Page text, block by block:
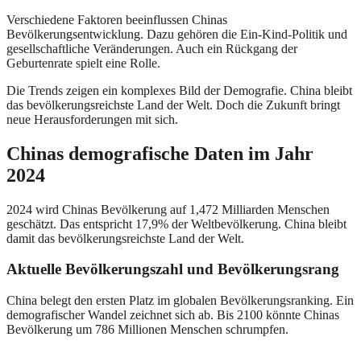
Verschiedene Faktoren beeinflussen Chinas
Bevölkerungsentwicklung. Dazu gehören die Ein-Kind-Politik und
gesellschaftliche Veränderungen. Auch ein Rückgang der
Geburtenrate spielt eine Rolle.
Die Trends zeigen ein komplexes Bild der Demografie. China bleibt
das bevölkerungsreichste Land der Welt. Doch die Zukunft bringt
neue Herausforderungen mit sich.
Chinas demografische Daten im Jahr
2024
2024 wird Chinas Bevölkerung auf 1,472 Milliarden Menschen
geschätzt. Das entspricht 17,9% der Weltbevölkerung. China bleibt
damit das bevölkerungsreichste Land der Welt.
Aktuelle Bevölkerungszahl und Bevölkerungsrang
China belegt den ersten Platz im globalen Bevölkerungsranking. Ein
demografischer Wandel zeichnet sich ab. Bis 2100 könnte Chinas
Bevölkerung um 786 Millionen Menschen schrumpfen.